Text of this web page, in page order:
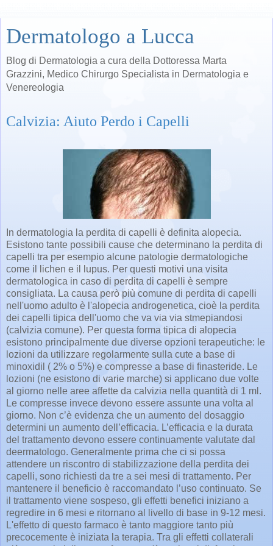
Dermatologo a Lucca
Blog di Dermatologia a cura della Dottoressa Marta
Grazzini, Medico Chirurgo Specialista in Dermatologia e
Venereologia
Calvizia: Aiuto Perdo i Capelli
In dermatologia la perdita di capelli è definita alopecia.
Esistono tante possibili cause che determinano la perdita di
capelli tra per esempio alcune patologie dermatologiche
come il lichen e il lupus. Per questi motivi una visita
dermatologica in caso di perdita di capelli è sempre
consigliata. La causa però più comune di perdita di capelli
nell'uomo adulto è l'alopecia androgenetica, cioè la perdita
dei capelli tipica dell'uomo che va via via stmepiandosi
(calvizia comune). Per questa forma tipica di alopecia
esistono principalmente due diverse opzioni terapeutiche: le
lozioni da utilizzare regolarmente sulla cute a base di
minoxidil ( 2% o 5%) e compresse a base di finasteride. Le
lozioni (ne esistono di varie marche) si applicano due volte
al giorno nelle aree affette da calvizia nella quantità di 1 ml.
Le compresse invece devono essere assunte una volta al
giorno. Non c’è evidenza che un aumento del dosaggio
determini un aumento dell’efficacia. L’efficacia e la durata
del trattamento devono essere continuamente valutate dal
deermatologo. Generalmente prima che ci si possa
attendere un riscontro di stabilizzazione della perdita dei
capelli, sono richiesti da tre a sei mesi di trattamento. Per
mantenere il beneficio è raccomandato l’uso continuato. Se
il trattamento viene sospeso, gli effetti benefici iniziano a
regredire in 6 mesi e ritornano al livello di base in 9-12 mesi.
L'effetto di questo farmaco è tanto maggiore tanto più
precocemente è iniziata la terapia. Tra gli effetti collaterali